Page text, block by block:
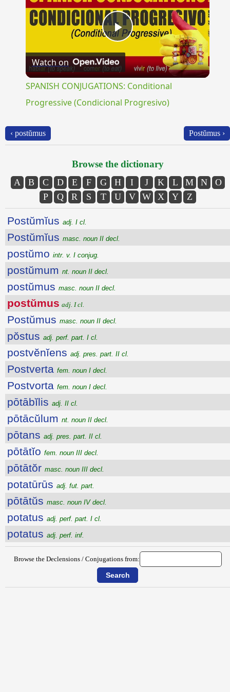
Play
Video
Watch on
SPANISH CONJUGATIONS: Conditional
Progressive (Condicional Progresivo)
‹ postŭmus Postŭmus ›
Browse the dictionary
A B C D E F G H I J K L M N
O
P
Q R S T U V W X Y Z
Postŭmĭus adj. I cl.
Postŭmĭus masc. noun II decl.
postŭmo intr. v. I conjug.
postŭmum nt. noun II decl.
postŭmus masc. noun II decl.
postŭmus adj. I cl.
Postŭmus masc. noun II decl.
pŏstus adj. perf. part. I cl.
postvĕnĭens adj. pres. part. II cl.
Postverta fem. noun I decl.
Postvorta fem. noun I decl.
pōtābĭlis adj. II cl.
pōtācŭlum nt. noun II decl.
pōtans adj. pres. part. II cl.
pōtātĭo fem. noun III decl.
pōtātŏr masc. noun III decl.
potatūrūs adj. fut. part.
pōtātŭs masc. noun IV decl.
potatus adj. perf. part. I cl.
potatus adj. perf. inf.
Browse the Declensions / Conjugations from: